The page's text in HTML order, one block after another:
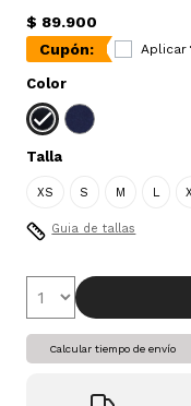
$ 89.900
Cupón:
Aplicar
Color
Talla
XS S M L
Guia de tallas
Calcular tiempo de envío